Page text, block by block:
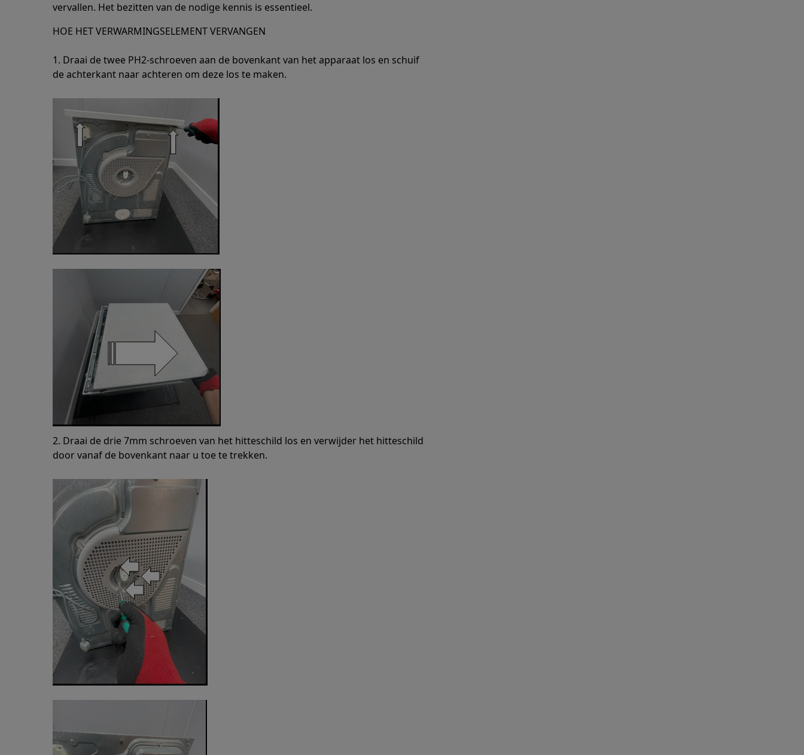
vervallen. Het bezitten van de nodige kennis is essentieel.
HOE HET VERWARMINGSELEMENT VERVANGEN
1. Draai de twee PH2-schroeven aan de bovenkant van het apparaat los en schuif
de achterkant naar achteren om deze los te maken.
2. Draai de drie 7mm schroeven van het hitteschild los en verwijder het hitteschild
door vanaf de bovenkant naar u toe te trekken.